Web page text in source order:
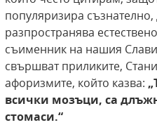
популяризира
разпространява
съименник на нашия
свършват приликите,
афоризмите, който казва:
всички мозъци, са
стомаси.“